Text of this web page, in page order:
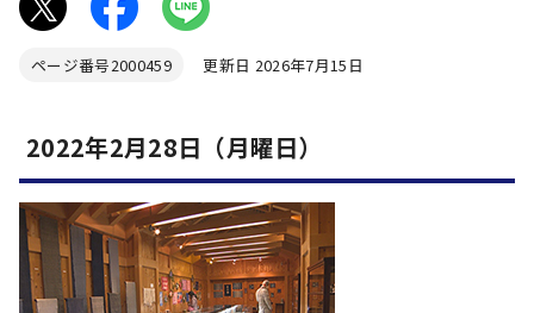
ページ番号2000459 更新日 2026年7月15日
2022年2月28日（月曜日）